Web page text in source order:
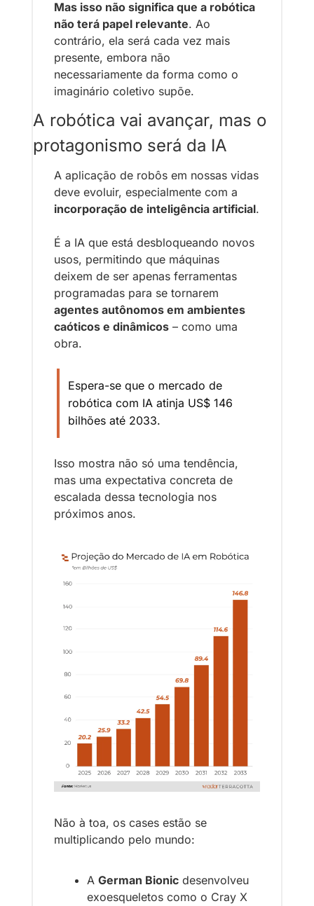
Mas isso não significa que a robótica
não terá papel relevante. Ao
contrário, ela será cada vez mais
presente, embora não
necessariamente da forma como o
imaginário coletivo supõe.
A robótica vai avançar, mas o
protagonismo será da IA
A aplicação de robôs em nossas vidas
incorporação de inteligência artificial
É a IA que está desbloqueando novos
usos, permitindo que máquinas
deixem de ser apenas ferramentas
agentes autônomos em ambientes
caóticos e dinâmicos – como uma
obra.
Espera-se que o mercado de
robótica com IA atinja US$ 146
bilhões até 2033.
Isso mostra não só uma tendência,
mas uma expectativa concreta de
escalada dessa tecnologia nos
próximos anos.
Não à toa, os cases estão se
multiplicando pelo mundo:
A German Bionic desenvolveu
exoesqueletos como o Cray X